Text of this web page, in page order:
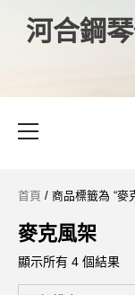
河合鋼
首頁 / 商品標籤為 “麥
麥克風架
顯示所有 4 個結果